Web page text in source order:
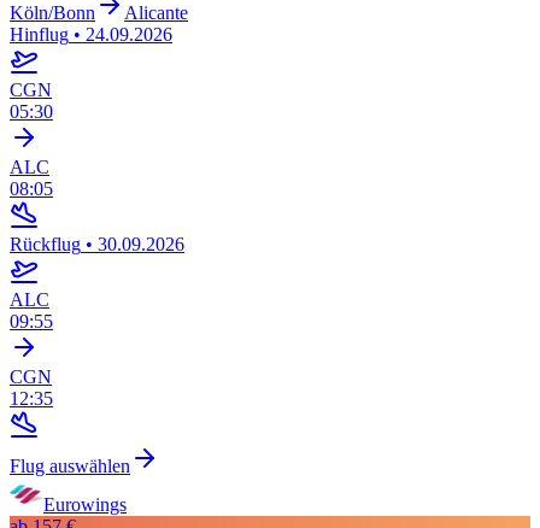
Köln/Bonn
Alicante
Hinflug • 24.09.2026
CGN
05:30
ALC
08:05
Rückflug • 30.09.2026
ALC
09:55
CGN
12:35
Flug auswählen
Eurowings